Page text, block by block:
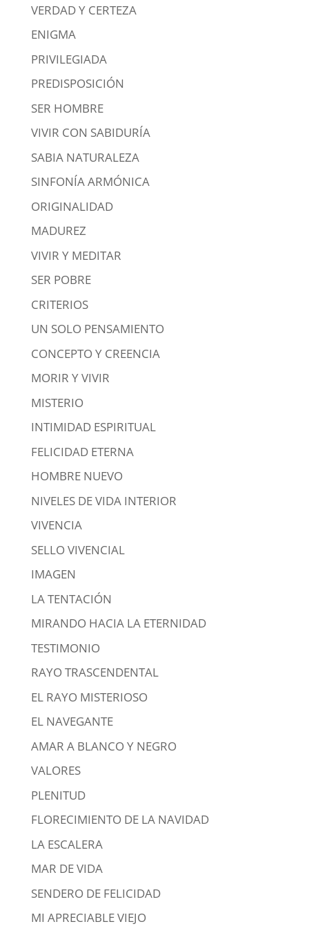
VERDAD Y CERTEZA
ENIGMA
PRIVILEGIADA
PREDISPOSICIÓN
SER HOMBRE
VIVIR CON SABIDURÍA
SABIA NATURALEZA
SINFONÍA ARMÓNICA
ORIGINALIDAD
MADUREZ
VIVIR Y MEDITAR
SER POBRE
CRITERIOS
UN SOLO PENSAMIENTO
CONCEPTO Y CREENCIA
MORIR Y VIVIR
MISTERIO
INTIMIDAD ESPIRITUAL
FELICIDAD ETERNA
HOMBRE NUEVO
NIVELES DE VIDA INTERIOR
VIVENCIA
SELLO VIVENCIAL
IMAGEN
LA TENTACIÓN
MIRANDO HACIA LA ETERNIDAD
TESTIMONIO
RAYO TRASCENDENTAL
EL RAYO MISTERIOSO
EL NAVEGANTE
AMAR A BLANCO Y NEGRO
VALORES
PLENITUD
FLORECIMIENTO DE LA NAVIDAD
LA ESCALERA
MAR DE VIDA
SENDERO DE FELICIDAD
MI APRECIABLE VIEJO